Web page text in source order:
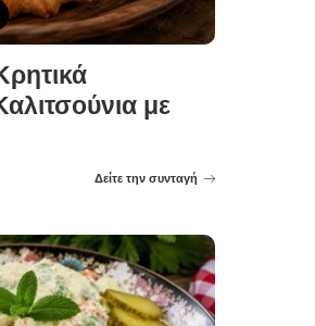
με
Δείτε την συνταγή